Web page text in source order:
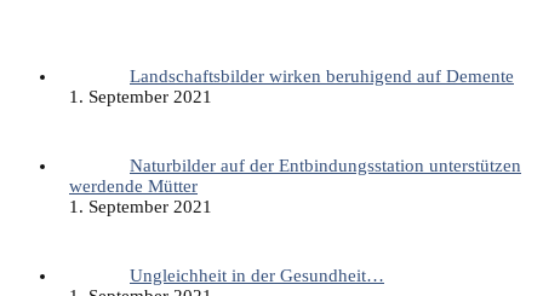
Landschaftsbilder wirken beruhigend auf Demente
1. September 2021
Naturbilder auf der Entbindungsstation unterstützen
werdende Mütter
1. September 2021
Ungleichheit in der Gesundheit…